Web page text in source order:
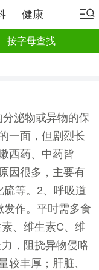
健康
按字母查找
泌物或异物的保
一面，但剧烈长
西药、中药皆
因很多，主要有
硫等。2、呼吸道
发作。平时需多食
、维生素C、维
，阻挠异物侵略
较丰厚；肝脏、